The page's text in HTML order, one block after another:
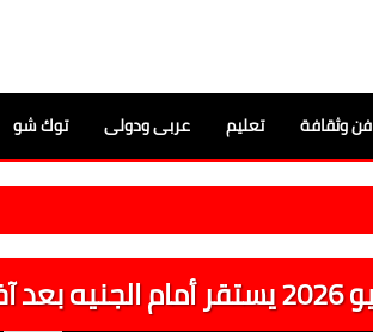
فن وثقافة تعليم عربى ودولى توك شو